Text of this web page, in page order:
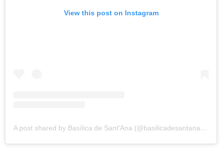
View this post on Instagram
A post shared by Basílica de Sant'Ana (@basilicadesantanasp)